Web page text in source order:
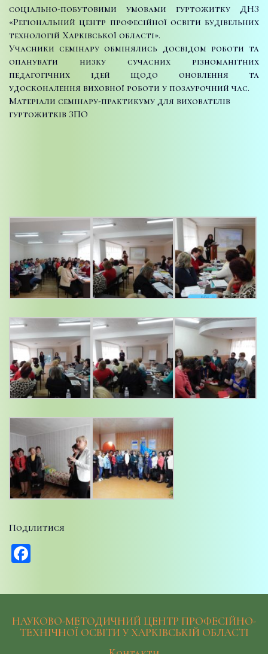
соціально-побутовими умовами гуртожитку ДНЗ
«Регіональний центр професійної освіти будівельних
технологій Харківської області».
Учасники семінару обмінялись досвідом роботи та
опанувати низку сучасних різноманітних
педагогічних ідей щодо оновлення та
удосконалення виховної роботи у позаурочний час.
Матеріали семінару-практикуму для вихователів
гуртожитків ЗПО
Поділитися
НАУКОВО-МЕТОДИЧНИЙ ЦЕНТР ПРОФЕСІЙНО-
ТЕХНІЧНОЇ ОСВІТИ У ХАРКІВСЬКІЙ ОБЛАСТІ